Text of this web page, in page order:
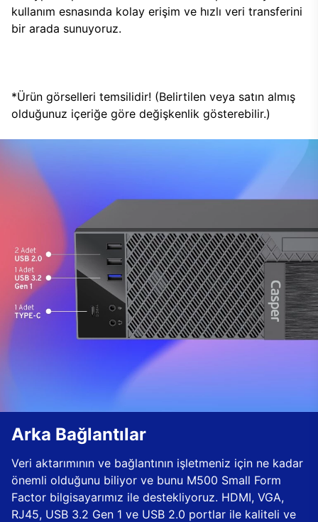
kullanım esnasında kolay erişim ve hızlı veri transferini
bir arada sunuyoruz.
*Ürün görselleri temsilidir! (Belirtilen veya satın almış
olduğunuz içeriğe göre değişkenlik gösterebilir.)
Arka Bağlantılar
Veri aktarımının ve bağlantının işletmeniz için ne kadar
önemli olduğunu biliyor ve bunu M500 Small Form
Factor bilgisayarımız ile destekliyoruz. HDMI, VGA,
RJ45, USB 3.2 Gen 1 ve USB 2.0 portlar ile kaliteli ve